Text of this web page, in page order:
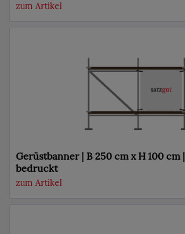
zum Artikel
Gerüstbanner | B 250 cm x H 100 cm
bedruckt
zum Artikel